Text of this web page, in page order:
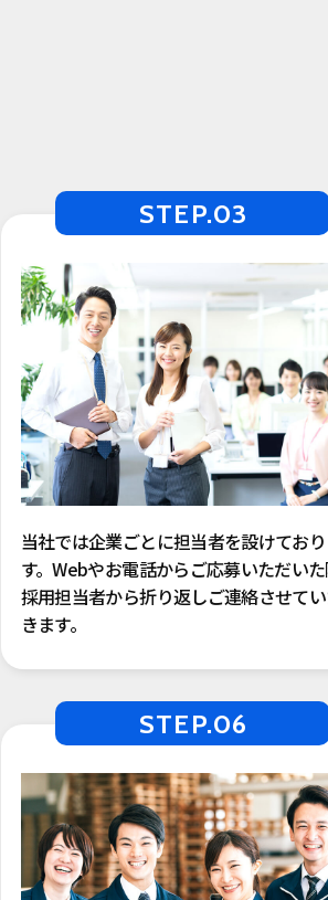
STEP.03
当社では企業ごとに担当者を設けてお
す。Webやお電話からご応募いただい
採用担当者から折り返しご連絡させて
きます。
STEP.06